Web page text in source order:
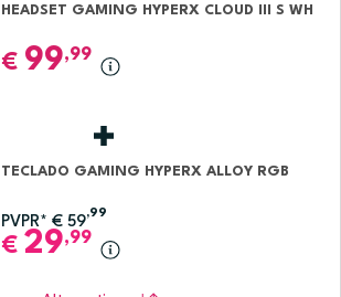
HEADSET GAMING HYPERX CLOUD III S WH
€ 99,99
TECLADO GAMING HYPERX ALLOY RGB
PVPR* € 59
,99
€ 29,99